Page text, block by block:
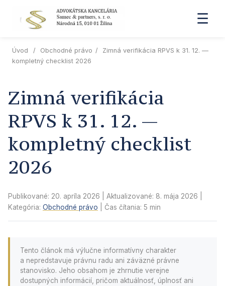
☰
Úvod / Obchodné právo /
Zimná verifikácia RPVS k 31. 12. —
kompletný checklist 2026
Zimná verifikácia
RPVS k 31. 12. —
kompletný checklist
2026
Publikované: 20. apríla 2026 | Aktualizované: 8. mája 2026
Kategória: Obchodné právo | Čas čítania: 5 min
Tento článok má výlučne informatívny charakter
a nepredstavuje právnu radu ani záväzné právne
stanovisko. Jeho obsahom je zhrnutie verejne
dostupných informácií, pričom aktuálnosť, úplnosť ani